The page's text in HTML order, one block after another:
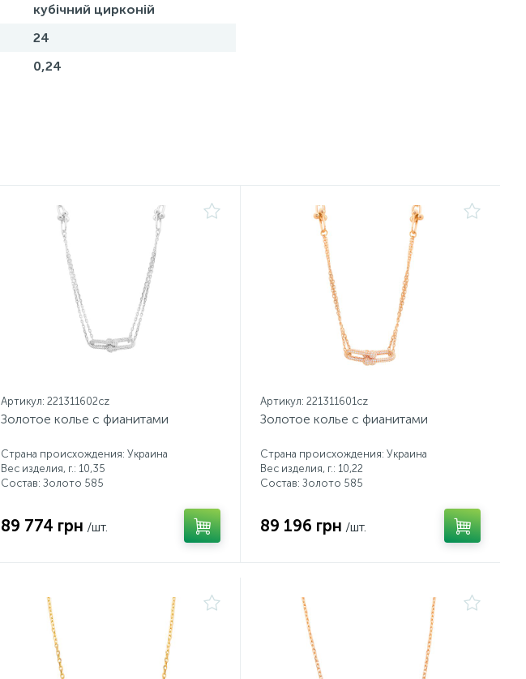
кубічний цирконій
24
0,24
Артикул: 221311602cz
Золотое колье с фианитами
Страна происхождения: Украина
Вес изделия, г.: 10,35
Состав: Золото 585
89 774 грн /шт.
Артикул: 221311601cz
Золотое колье с фианитами
Страна происхождения: Украина
Вес изделия, г.: 10,22
Состав: Золото 585
89 196 грн /шт.